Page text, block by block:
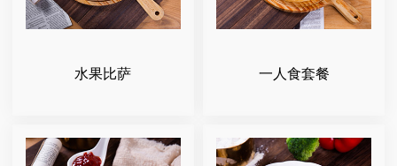
水果比萨 一人食套餐